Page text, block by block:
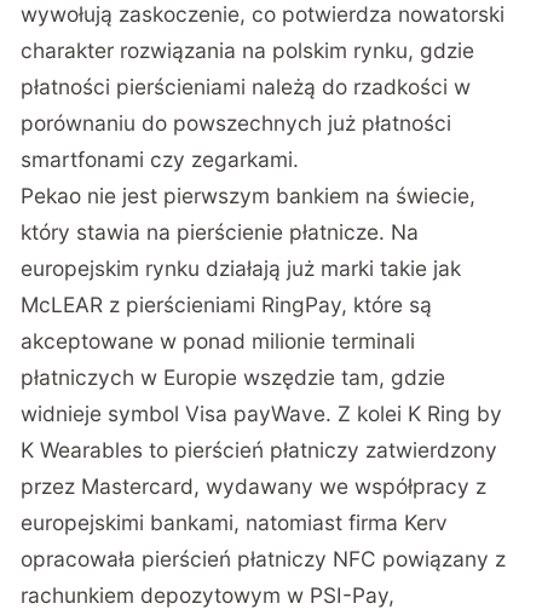
wywołują zaskoczenie, co potwierdza nowatorski
charakter rozwiązania na polskim rynku, gdzie
płatności pierścieniami należą do rzadkości w
porównaniu do powszechnych już płatności
smartfonami czy zegarkami.
Pekao nie jest pierwszym bankiem na świecie,
który stawia na pierścienie płatnicze. Na
europejskim rynku działają już marki takie jak
McLEAR z pierścieniami RingPay, które są
akceptowane w ponad milionie terminali
płatniczych w Europie wszędzie tam, gdzie
widnieje symbol Visa payWave. Z kolei K Ring by
K Wearables to pierścień płatniczy zatwierdzony
przez Mastercard, wydawany we współpracy z
europejskimi bankami, natomiast firma Kerv
opracowała pierścień płatniczy NFC powiązany z
rachunkiem depozytowym w PSI-Pay,